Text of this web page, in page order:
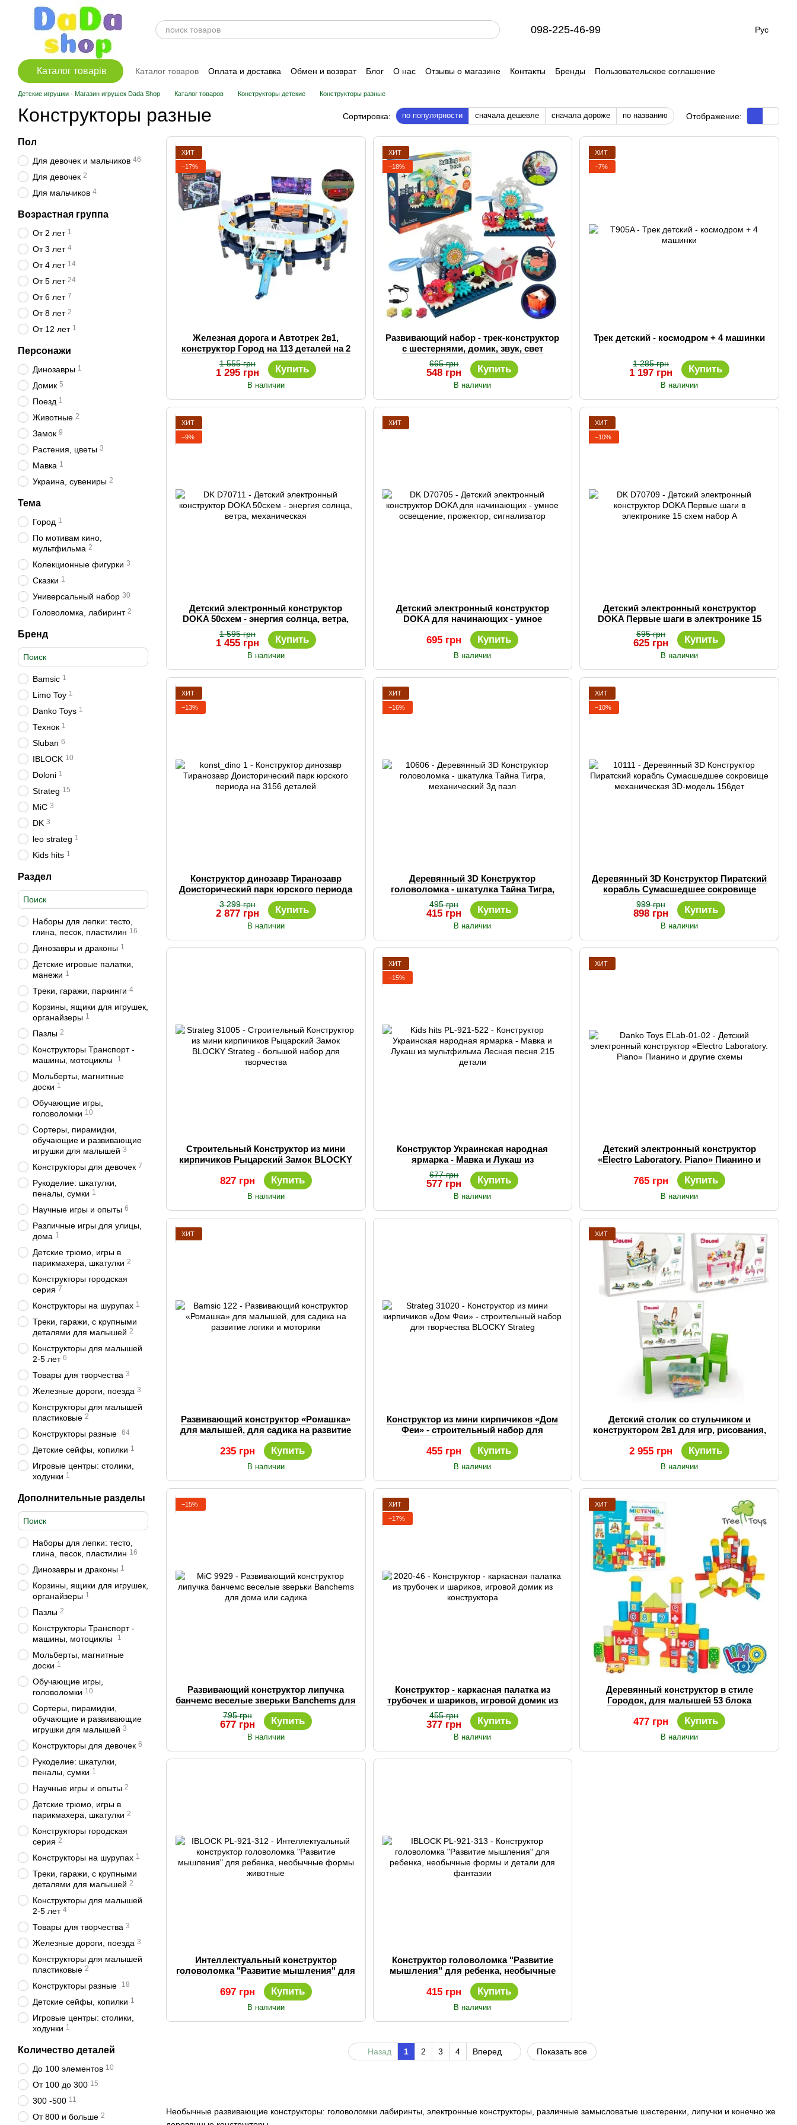
Перейти к основному контенту
098-225-46-99 Рус
Каталог товарів Каталог товаров Оплата и доставка Обмен и возврат Блог О нас Отзывы о магазине Контакты Бренды Пользовательское соглашение
Детские игрушки - Магазин игрушек Dada Shop Каталог товаров Конструкторы детские Конструкторы разные
Конструкторы разные Сортировка: по популярности сначала дешевле сначала дороже по названию Отображение:
Необычные развивающие конструкторы: головоломки лабиринты, электронные конструкторы, различные замысловатые шестеренки, липучки и конечно же
ХИТ
−17%
Железная дорога и Автотрек 2в1,
конструктор Город на 113 деталей на 2
уровня с поездом и машинками
1 555 грн
1 295 грн Купить
В наличии
ХИТ
−18%
Развивающий набор - трек-конструктор
с шестернями, домик, звук, свет
665 грн
548 грн Купить
В наличии
ХИТ
−7%
Трек детский - космодром + 4 машинки
1 285 грн
1 197 грн Купить
В наличии
ХИТ
−9%
Детский электронный конструктор
DOKA 50схем - энергия солнца, ветра,
механическая
1 595 грн
1 455 грн Купить
В наличии
ХИТ
Детский электронный конструктор
DOKA для начинающих - умное
освещение, прожектор, сигнализатор
695 грн Купить
В наличии
ХИТ
−10%
Детский электронный конструктор
DOKA Первые шаги в электронике 15
схем набор А
695 грн
625 грн Купить
В наличии
ХИТ
−13%
Конструктор динозавр Тиранозавр
Доисторический парк юрского периода
на 3156 деталей
3 299 грн
2 877 грн Купить
В наличии
ХИТ
−16%
Деревянный 3D Конструктор
головоломка - шкатулка Тайна Тигра,
механический 3д пазл
495 грн
415 грн Купить
В наличии
ХИТ
−10%
Деревянный 3D Конструктор Пиратский
корабль Сумасшедшее сокровище
механическая 3D-модель 156дет
999 грн
898 грн Купить
В наличии
Строительный Конструктор из мини
кирпичиков Рыцарский Замок BLOCKY
Strateg - большой набор для творчества
827 грн Купить
В наличии
ХИТ
−15%
Конструктор Украинская народная
ярмарка - Мавка и Лукаш из
мультфильма Лесная песня 215 детали
677 грн
577 грн Купить
В наличии
ХИТ
Детский электронный конструктор
«Electro Laboratory. Piano» Пианино и
другие схемы
765 грн Купить
В наличии
ХИТ
Развивающий конструктор «Ромашка»
для малышей, для садика на развитие
логики и моторики
235 грн Купить
В наличии
Конструктор из мини кирпичиков «Дом
Феи» - строительный набор для
творчества BLOCKY Strateg
455 грн Купить
В наличии
ХИТ
Детский столик со стульчиком и
конструктором 2в1 для игр, рисования,
лепки или конструктора
2 955 грн Купить
В наличии
−15%
Развивающий конструктор липучка
банчемс веселые зверьки Banchems для
дома или садика
795 грн
677 грн Купить
В наличии
ХИТ
−17%
Конструктор - каркасная палатка из
трубочек и шариков, игровой домик из
конструктора
455 грн
377 грн Купить
В наличии
ХИТ
Деревянный конструктор в стиле
Городок, для малышей 53 блока
477 грн Купить
В наличии
Интеллектуальный конструктор
головоломка "Развитие мышления" для
ребенка, необычные формы животные
697 грн Купить
В наличии
Конструктор головоломка "Развитие
мышления" для ребенка, необычные
формы и детали для фантазии
415 грн Купить
В наличии
Назад 1 2 3 4 Вперед Показать все
Пол
Для девочек и мальчиков 46
Для девочек 2
Для мальчиков 4
Возрастная группа
От 2 лет 1
От 3 лет 4
От 4 лет 14
От 5 лет 24
От 6 лет 7
От 8 лет 2
От 12 лет 1
Персонажи
Динозавры 1
Домик 5
Поезд 1
Животные 2
Замок 9
Растения, цветы 3
Мавка 1
Украина, сувениры 2
Тема
Город 1
По мотивам кино,
мультфильма 2
Колекционные фигурки 3
Сказки 1
Универсальный набор 30
Головоломка, лабиринт 2
Бренд
Bamsic 1
Limo Toy 1
Danko Toys 1
Технок 1
Sluban 6
IBLOCK 10
Doloni 1
Strateg 15
MiC 3
DK 3
leo strateg 1
Kids hits 1
Раздел
Наборы для лепки: тесто,
глина, песок, пластилин 16
Динозавры и драконы 1
Детские игровые палатки,
манежи 1
Треки, гаражи, паркинги 4
Корзины, ящики для игрушек,
органайзеры 1
Пазлы 2
Конструкторы Транспорт -
машины, мотоциклы
1
Мольберты, магнитные
доски 1
Обучающие игры,
головоломки 10
Сортеры, пирамидки,
обучающие и развивающие
игрушки для малышей 3
Конструкторы для девочек 7
Рукоделие: шкатулки,
пеналы, сумки 1
Научные игры и опыты 6
Различные игры для улицы,
дома 1
Детские трюмо, игры в
парикмахера, шкатулки 2
Конструкторы городская
серия 7
Конструкторы на шурупах 1
Треки, гаражи, с крупными
деталями для малышей 2
Конструкторы для малышей
2-5 лет 6
Товары для творчества 3
Железные дороги, поезда 3
Конструкторы для малышей
пластиковые 2
Конструкторы разные 64
Детские сейфы, копилки 1
Игровые центры: столики,
ходунки 1
Дополнительные разделы
Наборы для лепки: тесто,
глина, песок, пластилин 16
Динозавры и драконы 1
Корзины, ящики для игрушек,
органайзеры 1
Пазлы 2
Конструкторы Транспорт -
машины, мотоциклы
1
Мольберты, магнитные
доски 1
Обучающие игры,
головоломки 10
Сортеры, пирамидки,
обучающие и развивающие
игрушки для малышей 3
Конструкторы для девочек 6
Рукоделие: шкатулки,
пеналы, сумки 1
Научные игры и опыты 2
Детские трюмо, игры в
парикмахера, шкатулки 2
Конструкторы городская
серия 2
Конструкторы на шурупах 1
Треки, гаражи, с крупными
деталями для малышей 2
Конструкторы для малышей
2-5 лет 4
Товары для творчества 3
Железные дороги, поезда 3
Конструкторы для малышей
пластиковые 2
Конструкторы разные 18
Детские сейфы, копилки 1
Игровые центры: столики,
ходунки 1
Количество деталей
До 100 элементов 10
От 100 до 300 15
300 -500 11
От 800 и больше 2